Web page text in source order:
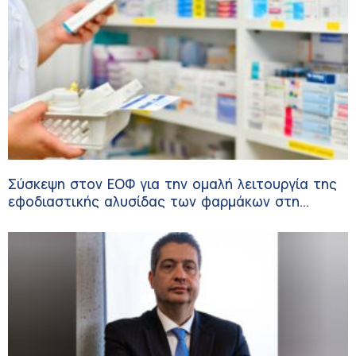
Σύσκεψη στον ΕΟΦ για την ομαλή λειτουργία της
εφοδιαστικής αλυσίδας των φαρμάκων στη